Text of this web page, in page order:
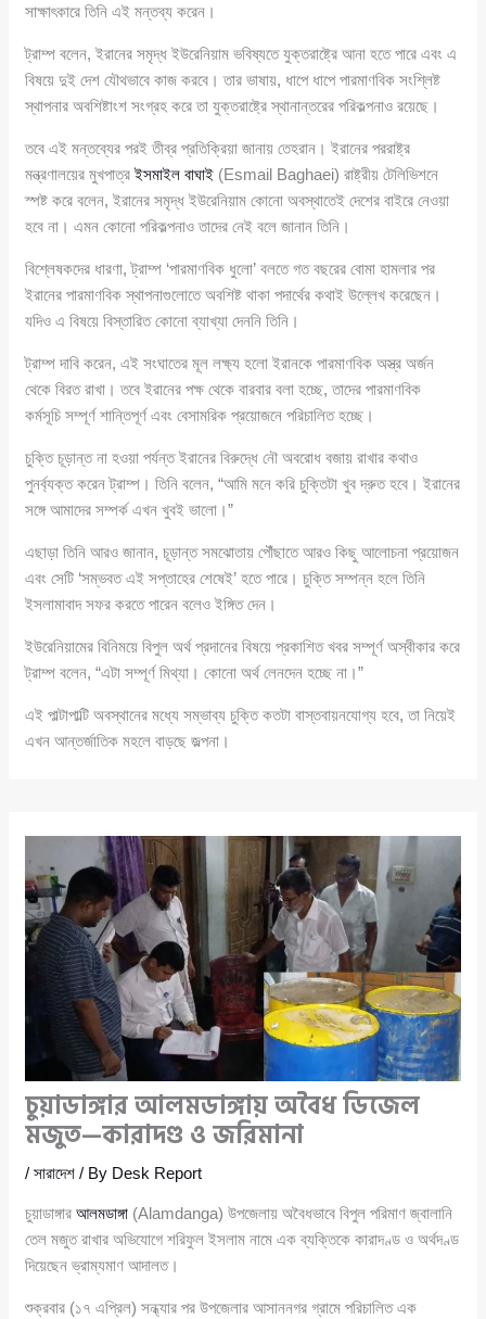
সাক্ষাৎকারে তিনি এই মন্তব্য করেন।
ট্রাম্প বলেন, ইরানের সমৃদ্ধ ইউরেনিয়াম ভবিষ্যতে যুক্তরাষ্ট্রে আনা হতে পারে এবং এ
বিষয়ে দুই দেশ যৌথভাবে কাজ করবে। তার ভাষায়, ধাপে ধাপে পারমাণবিক সংশ্লিষ্ট
স্থাপনার অবশিষ্টাংশ সংগ্রহ করে তা যুক্তরাষ্ট্রে স্থানান্তরের পরিকল্পনাও রয়েছে।
তবে এই মন্তব্যের পরই তীব্র প্রতিক্রিয়া জানায় তেহরান। ইরানের পররাষ্ট্র
মন্ত্রণালয়ের মুখপাত্রইসমাইল বাঘাই (Esmail Baghaei) রাষ্ট্রীয় টেলিভিশনে
স্পষ্ট করে বলেন, ইরানের সমৃদ্ধ ইউরেনিয়াম কোনো অবস্থাতেই দেশের বাইরে নেওয়া
হবে না। এমন কোনো পরিকল্পনাও তাদের নেই বলে জানান তিনি।
বিশ্লেষকদের ধারণা, ট্রাম্প ‘পারমাণবিক ধুলো’ বলতে গত বছরের বোমা হামলার পর
ইরানের পারমাণবিক স্থাপনাগুলোতে অবশিষ্ট থাকা পদার্থের কথাই উল্লেখ করেছেন।
যদিও এ বিষয়ে বিস্তারিত কোনো ব্যাখ্যা দেননি তিনি।
ট্রাম্প দাবি করেন, এই সংঘাতের মূল লক্ষ্য হলো ইরানকে পারমাণবিক অস্ত্র অর্জন
থেকে বিরত রাখা। তবে ইরানের পক্ষ থেকে বারবার বলা হচ্ছে, তাদের পারমাণবিক
কর্মসূচি সম্পূর্ণ শান্তিপূর্ণ এবং বেসামরিক প্রয়োজনে পরিচালিত হচ্ছে।
চুক্তি চূড়ান্ত না হওয়া পর্যন্ত ইরানের বিরুদ্ধে নৌ অবরোধ বজায় রাখার কথাও
পুনর্ব্যক্ত করেন ট্রাম্প। তিনি বলেন, “আমি মনে করি চুক্তিটা খুব দ্রুত হবে। ইরানের
সঙ্গে আমাদের সম্পর্ক এখন খুবই ভালো।”
এছাড়া তিনি আরও জানান, চূড়ান্ত সমঝোতায় পৌঁছাতে আরও কিছু আলোচনা প্রয়োজন
এবং সেটি ‘সম্ভবত এই সপ্তাহের শেষেই’ হতে পারে। চুক্তি সম্পন্ন হলে তিনি
ইসলামাবাদ সফর করতে পারেন বলেও ইঙ্গিত দেন।
ইউরেনিয়ামের বিনিময়ে বিপুল অর্থ প্রদানের বিষয়ে প্রকাশিত খবর সম্পূর্ণ অস্বীকার করে
ট্রাম্প বলেন, “এটা সম্পূর্ণ মিথ্যা। কোনো অর্থ লেনদেন হচ্ছে না।”
এই পাল্টাপাল্টি অবস্থানের মধ্যে সম্ভাব্য চুক্তি কতটা বাস্তবায়নযোগ্য হবে, তা নিয়েই
এখন আন্তর্জাতিক মহলে বাড়ছে জল্পনা।
চুয়াডাঙ্গার আলমডাঙ্গায় অবৈধ ডিজেল
মজুত—কারাদণ্ড ও জরিমানা
/সারাদেশ / By Desk Report
চুয়াডাঙ্গারআলমডাঙ্গা (Alamdanga) উপজেলায় অবৈধভাবে বিপুল পরিমাণ জ্বালানি
তেল মজুত রাখার অভিযোগে শরিফুল ইসলাম নামে এক ব্যক্তিকে কারাদণ্ড ও অর্থদণ্ড
দিয়েছেন ভ্রাম্যমাণ আদালত।
শুক্রবার (১৭ এপ্রিল) সন্ধ্যার পর উপজেলার আসাননগর গ্রামে পরিচালিত এক